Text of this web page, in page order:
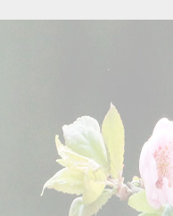
栏目导航